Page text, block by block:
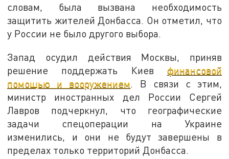
словам, была вызвана необходимость
защитить жителей Донбасса. Он отметил, что
у России не было другого выбора.
Запад осудил действия Москвы, приняв
решение поддержать Киев финансовой
помощью и вооружением . В связи с этим,
министр иностранных дел России Сергей
Лавров подчеркнул, что географические
задачи спецоперации на Украине
изменились, и они не будут завершены в
пределах только территорий Донбасса.